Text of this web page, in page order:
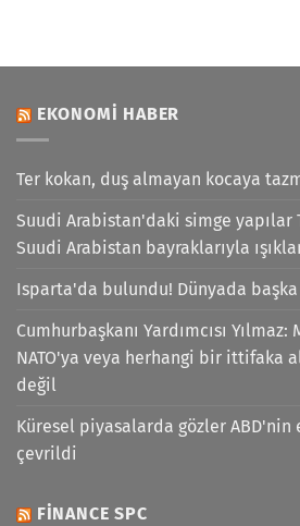
EKONOMI HABER
Ter kokan, duş almayan kocaya
Suudi Arabistan'daki simge yapılar
Suudi Arabistan bayraklarıyla
Isparta'da bulundu! Dünyada
Cumhurbaşkanı Yardımcısı Yılmaz:
NATO'ya veya herhangi bir ittifaka
değil
Küresel piyasalarda gözler ABD'nin
çevrildi
FINANCE SPC